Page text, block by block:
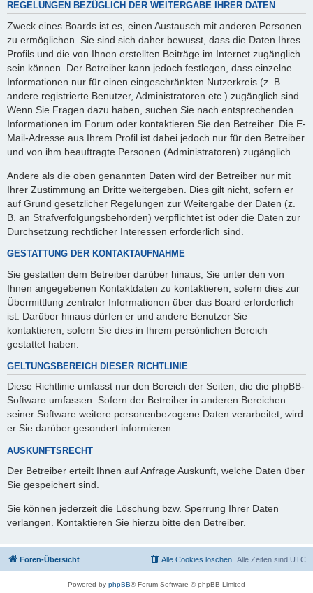
REGELUNGEN BEZÜGLICH DER WEITERGABE IHRER DATEN
Zweck eines Boards ist es, einen Austausch mit anderen Personen
zu ermöglichen. Sie sind sich daher bewusst, dass die Daten Ihres
Profils und die von Ihnen erstellten Beiträge im Internet zugänglich
sein können. Der Betreiber kann jedoch festlegen, dass einzelne
Informationen nur für einen eingeschränkten Nutzerkreis (z. B.
andere registrierte Benutzer, Administratoren etc.) zugänglich sind.
Wenn Sie Fragen dazu haben, suchen Sie nach entsprechenden
Informationen im Forum oder kontaktieren Sie den Betreiber. Die E-
Mail-Adresse aus Ihrem Profil ist dabei jedoch nur für den Betreiber
und von ihm beauftragte Personen (Administratoren) zugänglich.
Andere als die oben genannten Daten wird der Betreiber nur mit
Ihrer Zustimmung an Dritte weitergeben. Dies gilt nicht, sofern er
auf Grund gesetzlicher Regelungen zur Weitergabe der Daten (z.
B. an Strafverfolgungsbehörden) verpflichtet ist oder die Daten zur
Durchsetzung rechtlicher Interessen erforderlich sind.
GESTATTUNG DER KONTAKTAUFNAHME
Sie gestatten dem Betreiber darüber hinaus, Sie unter den von
Ihnen angegebenen Kontaktdaten zu kontaktieren, sofern dies zur
Übermittlung zentraler Informationen über das Board erforderlich
ist. Darüber hinaus dürfen er und andere Benutzer Sie
kontaktieren, sofern Sie dies in Ihrem persönlichen Bereich
gestattet haben.
GELTUNGSBEREICH DIESER RICHTLINIE
Diese Richtlinie umfasst nur den Bereich der Seiten, die die phpBB-
Software umfassen. Sofern der Betreiber in anderen Bereichen
seiner Software weitere personenbezogene Daten verarbeitet, wird
er Sie darüber gesondert informieren.
AUSKUNFTSRECHT
Der Betreiber erteilt Ihnen auf Anfrage Auskunft, welche Daten über
Sie gespeichert sind.
Sie können jederzeit die Löschung bzw. Sperrung Ihrer Daten
verlangen. Kontaktieren Sie hierzu bitte den Betreiber.
Foren-Übersicht Alle Zeiten sind UTC
Alle Cookies löschen
Powered by phpBB® Forum Software © phpBB Limited